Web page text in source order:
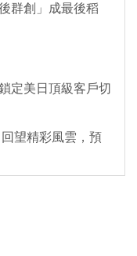
群創」成最後稻
定美日頂級客戶切
望精彩風雲，預